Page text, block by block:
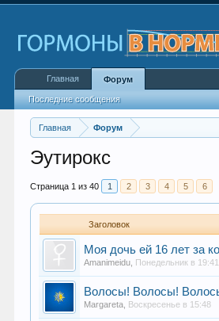
Главная Форум
Эутирокс
Страница 1 из 40 1 2 3 4 5 6
Заголовок
Моя дочь ей 16 лет за
Amanimeidu Понедельник в 19:41
Волосы! Волосы!
Margareta Воскресенье в 15:48
Главная Форум
Последние сообщения